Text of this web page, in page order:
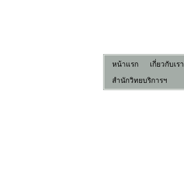
หน้าแรก เกี่ยวกับเรา
สำนักวิทยบริการฯ